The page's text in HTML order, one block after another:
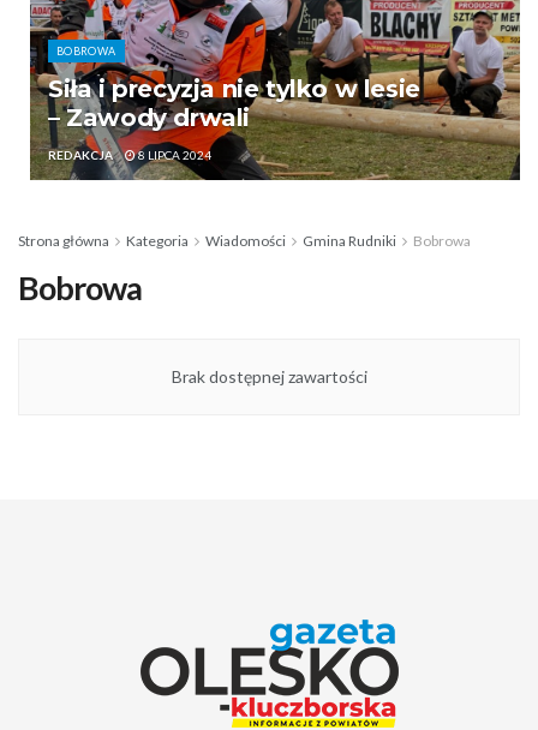
BOBROWA
Siła i precyzja nie tylko w lesie
– Zawody drwali
REDAKCJA 8 LIPCA 2024
Strona główna Kategoria Wiadomości Gmina Rudniki Bobrowa
Bobrowa
Brak dostępnej zawartości